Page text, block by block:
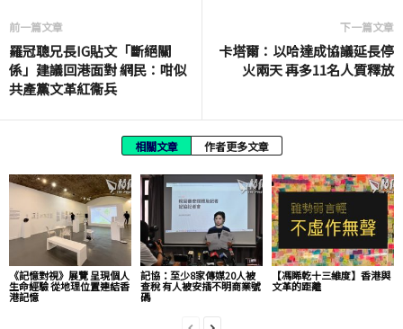
前一篇文章
羅冠聰兄長IG貼文「斷絕關
係」建議回港面對 網民：咁似
共產黨文革紅衞兵
下一篇文章
卡塔爾：以哈達成協議延長停
火兩天 再多11名人質釋放
相關文章 作者更多文章
《記憶對視》展覽 呈現個人
生命經驗 從地理位置連結香
港記憶
記協：至少8家傳媒20人被
查稅 有人被安插不明商業號
碼
【馮睎乾十三維度】香港與
文革的距離